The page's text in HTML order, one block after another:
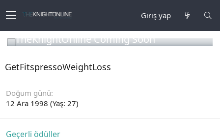
Giriş yap
TheKnightOnline Coming Soon
GetFitspressoWeightLoss
Doğum günü
12 Ara 1998 (Yaş: 27)
Geçerli ödüller